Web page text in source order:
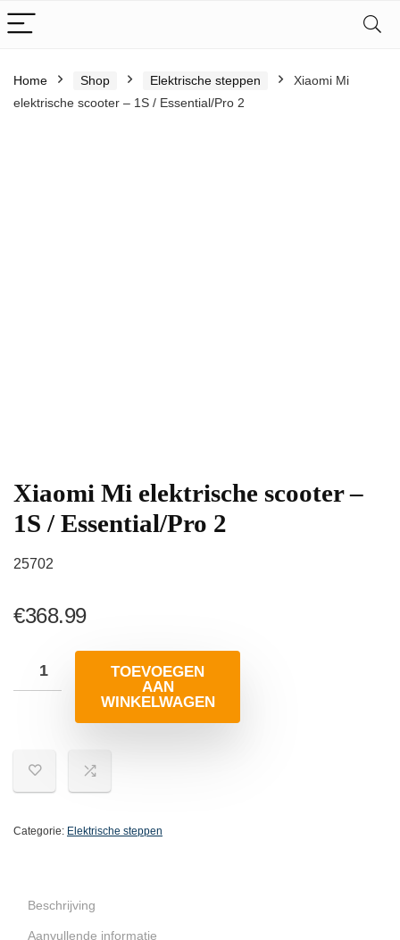
Home Shop Elektrische steppen
Xiaomi Mi
elektrische scooter – 1S / Essential/Pro 2
Xiaomi Mi elektrische scooter –
1S / Essential/Pro 2
25702
€368.99
TOEVOEGEN
AAN
WINKELWAGEN
Categorie: Elektrische steppen
Beschrijving
Aanvullende informatie